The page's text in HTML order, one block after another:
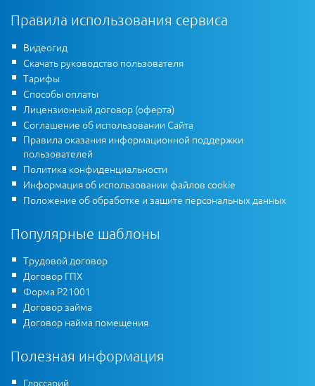
Правила использования сервиса
Видеогид
Скачать руководство пользователя
Тарифы
Способы оплаты
Лицензионный договор (оферта)
Соглашение об использовании Сайта
Правила оказания информационной поддержки
пользователей
Политика конфиденциальности
Информация об использовании файлов cookie
Положение об обработке и защите персональных данных
Популярные шаблоны
Трудовой договор
Договор ГПХ
Форма Р21001
Договор займа
Договор найма помещения
Полезная информация
Глоссарий